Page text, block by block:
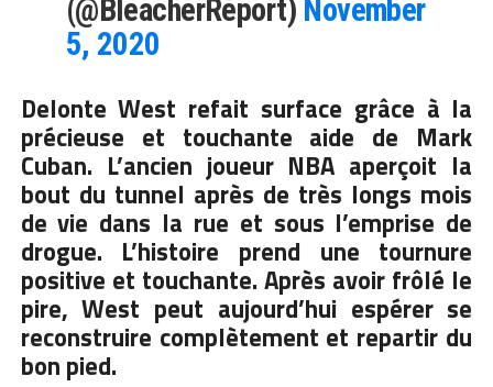
(@BleacherReport) November
5, 2020
Delonte West refait surface grâce à la
précieuse et touchante aide de Mark
Cuban. L’ancien joueur NBA aperçoit la
bout du tunnel après de très longs mois
de vie dans la rue et sous l’emprise de
drogue. L’histoire prend une tournure
positive et touchante. Après avoir frôlé le
pire, West peut aujourd’hui espérer se
reconstruire complètement et repartir du
bon pied.